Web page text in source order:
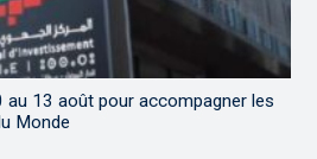
au 13 août pour accompagner les
Monde